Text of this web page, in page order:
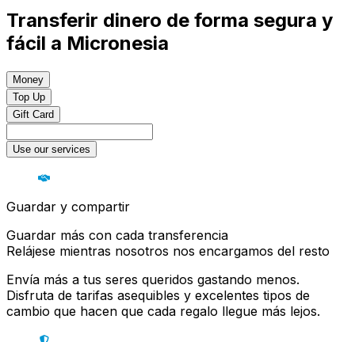
Transferir dinero de forma segura y
fácil a Micronesia
Money
Top Up
Gift Card
Use our services
Guardar y compartir
Guardar más con cada transferencia
Relájese mientras nosotros nos encargamos del resto
Envía más a tus seres queridos gastando menos.
Disfruta de tarifas asequibles y excelentes tipos de
cambio que hacen que cada regalo llegue más lejos.